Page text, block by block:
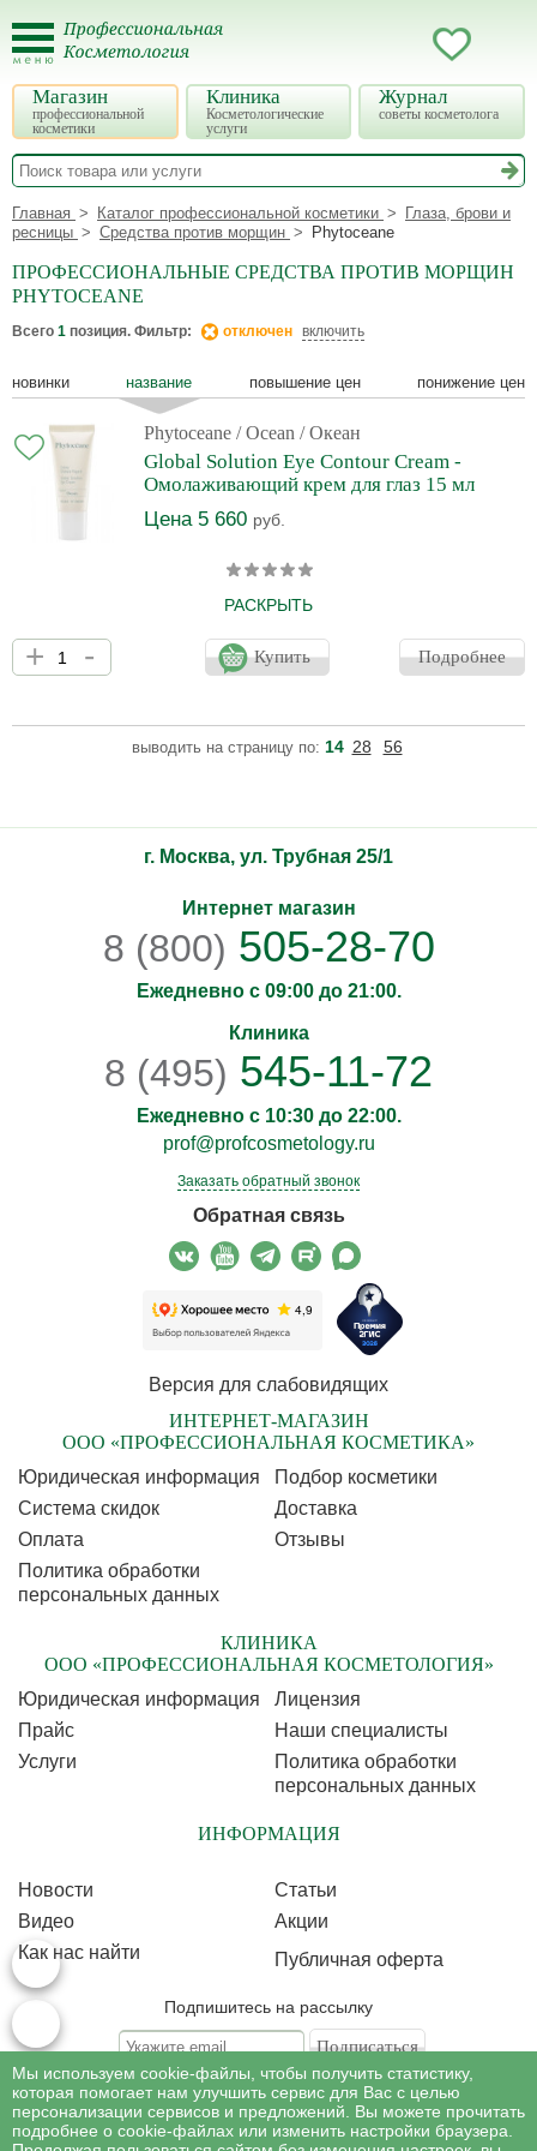
Магазин
профессиональной
косметики
Клиника
Косметологические
услуги
Журнал
советы косметолога
Главная Каталог профессиональной косметики
Глаза, брови и
ресницы
Средства против морщин Phytoceane
ПРОФЕССИОНАЛЬНЫЕ СРЕДСТВА ПРОТИВ МОРЩИН
PHYTOCEANE
Всего 1 позиция. Фильтр: отключен включить
новинки название повышение цен понижение цен
Phytoceane / Ocean / Океан
Global Solution Eye Contour Cream -
Омолаживающий крем для глаз 15 мл
Цена 5 660 руб.
РАСКРЫТЬ
Шелковистый омолаживающий крем для области вокруг глаз
сочетает в себе натуральные водоросли и растительные
экстракты, обеспечивая мгновенное разглаживающее и
маннитол стимулируют дренаж. Экстракт хлореллы и экстракт
морского фенхеля многократно усиливают синтез коллагена.
+ - Купить Подробнее
выводить на страницу по: 14 28 56
г. Москва, ул. Трубная 25/1
Интернет магазин
8 (800) 505-28-70
Ежедневно с 09:00 до 21:00.
Клиника
8 (495) 545-11-72
Ежедневно с 10:30 до 22:00.
prof@profcosmetology.ru
Заказать обратный звонок
Обратная связь
Версия для слабовидящих
ИНТЕРНЕТ-МАГАЗИН
ООО «ПРОФЕССИОНАЛЬНАЯ КОСМЕТИКА»
Юридическая информация
Подбор косметики
Cистема скидок
Доставка
Оплата
Отзывы
Политика обработки
персональных данных
КЛИНИКА
ООО «ПРОФЕССИОНАЛЬНАЯ КОСМЕТОЛОГИЯ»
Юридическая информация
Лицензия
Прайс
Наши специалисты
Услуги
Политика обработки
персональных данных
ИНФОРМАЦИЯ
Новости
Статьи
Видео
Акции
Как нас найти
Публичная оферта
Подпишитесь на рассылку
Подписываясь на рассылку, Вы соглашаетесь c условиями политикиобработки
персональных данных
Мы используем cookie-файлы, чтобы получить статистику,
которая помогает нам улучшить сервис для Вас с целью
персонализации сервисов и предложений. Вы можете прочитать
подробнее о cookie-файлах или изменить настройки браузера.